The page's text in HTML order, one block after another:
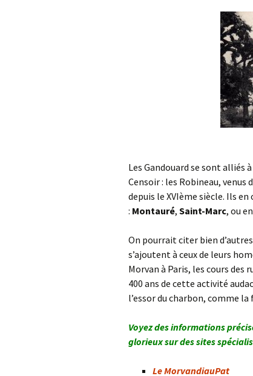
Les Gandouard se sont alliés
Censoir : les Robineau,
depuis le XVIème siècle. Ils
: Montauré, Saint-Marc, ou
On pourrait citer bien
s’ajoutent à ceux de leurs
Morvan à Paris, les cours des
400 ans de cette activité
l’essor du charbon, comme
Voyez des informations
glorieux sur des sites
Le MorvandiauPat